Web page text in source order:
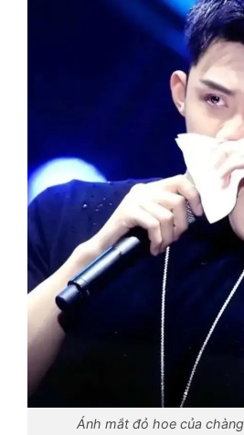
Ánh mắt đỏ hoe của